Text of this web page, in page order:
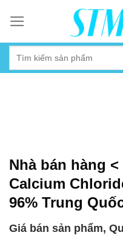
content
Nhà bán hàng
Calcium
96% Trung
Giá bán sản phẩm,